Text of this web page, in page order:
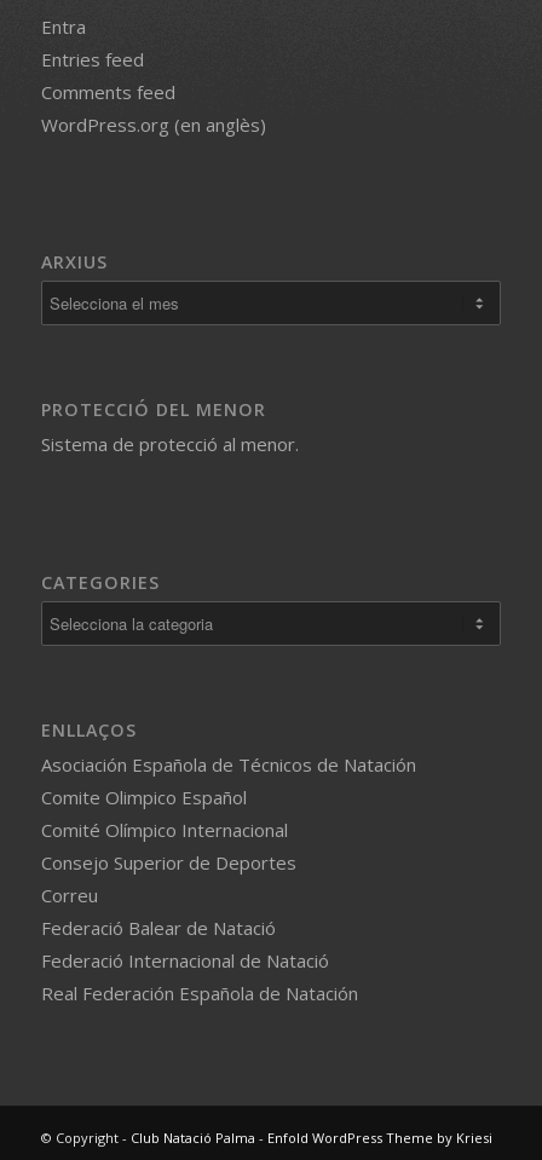
Entra
Entries feed
Comments feed
WordPress.org (en anglès)
ARXIUS
PROTECCIÓ DEL MENOR
Sistema de protecció al menor.
CATEGORIES
ENLLAÇOS
Asociación Española de Técnicos de Natación
Comite Olimpico Español
Comité Olímpico Internacional
Consejo Superior de Deportes
Correu
Federació Balear de Natació
Federació Internacional de Natació
Real Federación Española de Natación
© Copyright - Club Natació Palma - Enfold WordPress Theme by Kriesi